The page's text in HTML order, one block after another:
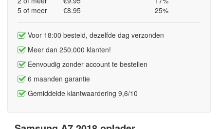
5 of meer
€8.95
25%
Voor 18:00 besteld, dezelfde dag verzonden
Meer dan 250.000 klanten!
Eenvoudig zonder account te bestellen
6 maanden garantie
Gemiddelde klantwaardering 9,6/10